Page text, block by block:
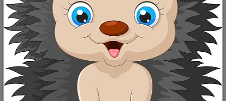
Hledat
Úvod Originální bryndáčky Bryndáček Hvězdná znamení RYBY
Bryndáček Hvězdná znamení
RYBY